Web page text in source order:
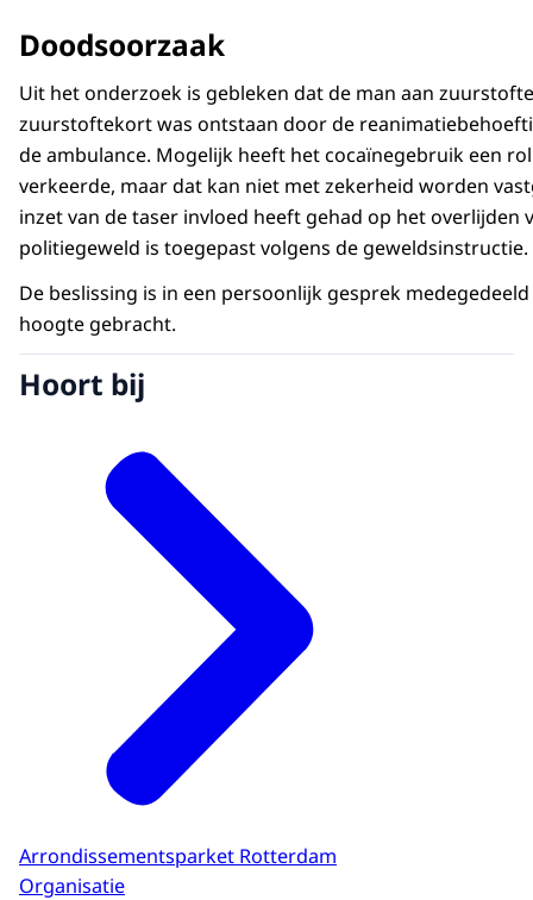
Doodsoorzaak
Uit het onderzoek is gebleken dat de man aan
zuurstoftekort was ontstaan door de
de ambulance. Mogelijk heeft het cocaïnegebruik een
verkeerde, maar dat kan niet met zekerheid worden
inzet van de taser invloed heeft gehad op het
politiegeweld is toegepast volgens de
De beslissing is in een persoonlijk gesprek
hoogte gebracht.
Hoort bij
Arrondissementsparket Rotterdam
Organisatie